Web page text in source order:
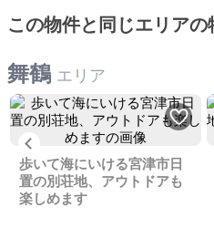
この物件と同じエリアの
舞鶴 エリア
Previous
歩いて海にいける宮津市日
置の別荘地、アウトドアも
楽しめます